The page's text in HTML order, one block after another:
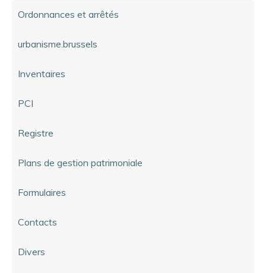
Ordonnances et arrêtés
urbanisme.brussels
Inventaires
PCI
Registre
Plans de gestion patrimoniale
Formulaires
Contacts
Divers